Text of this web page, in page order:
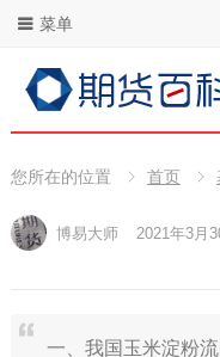
菜单
您所在的位置 首页
博易大师 2021年3月
一、我国玉米淀粉